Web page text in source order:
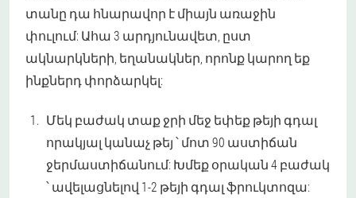
տանը դա հնարավոր է միայն առաջին
փուլում: Ահա 3 արդյունավետ, ըստ
ակնարկների, եղանակներ, որոնք կարող եք
ինքներդ փորձարկել:
Մեկ բաժակ տաք ջրի մեջ եփեք թեյի գդալ
որակյալ կանաչ թեյ ՝ մոտ 90 աստիճան
ջերմաստիճանում: Խմեք օրական 4 բաժակ
՝ ավելացնելով 1-2 թեյի գդալ ֆրուկտոզա: